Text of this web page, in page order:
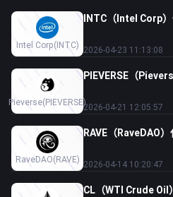
Intel Corp(INTC)
INTC（Intel Corp
2026-04-23 11:13:08
Pieverse(PIEVERSE)
PIEVERSE（
2026-04-21 12:05:57
RaveDAO(RAVE)
RAVE（RaveDAO
2026-04-14 10:20:47
CL（WTI Crude Oil